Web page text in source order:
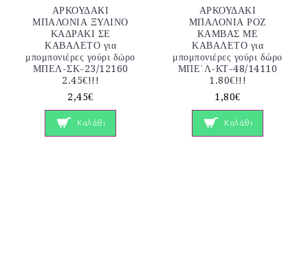
ΑΡΚΟΥΔΑΚΙ
ΜΠΑΛΟΝΙΑ ΞΥΛΙΝΟ
ΚΑΔΡΑΚΙ ΣΕ
ΚΑΒΑΛΕΤΟ για
μπομπονιέρες γούρι δώρο
ΜΠΕΛ-ΣΚ-23/12160
2.45€!!!
2,45€
Καλάθι
ΑΡΚΟΥΔΑΚΙ
ΜΠΑΛΟΝΙΑ ΡΟΖ
ΚΑΜΒΑΣ ΜΕ
ΚΑΒΑΛΕΤΟ για
μπομπονιέρες γούρι δώρο
ΜΠΕ΄Λ-ΚΤ-48/14110
1.80€!!!
1,80€
Καλάθι